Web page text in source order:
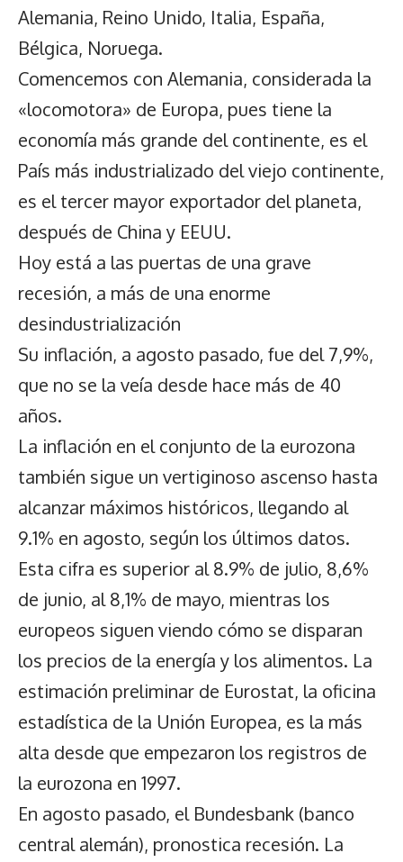
Alemania, Reino Unido, Italia, España,
Bélgica, Noruega.
Comencemos con Alemania, considerada la
«locomotora» de Europa, pues tiene la
economía más grande del continente, es el
País más industrializado del viejo continente,
es el tercer mayor exportador del planeta,
después de China y EEUU.
Hoy está a las puertas de una grave
recesión, a más de una enorme
desindustrialización
Su inflación, a agosto pasado, fue del 7,9%,
que no se la veía desde hace más de 40
años.
La inflación en el conjunto de la eurozona
también sigue un vertiginoso ascenso hasta
alcanzar máximos históricos, llegando al
9.1% en agosto, según los últimos datos.
Esta cifra es superior al 8.9% de julio, 8,6%
de junio, al 8,1% de mayo, mientras los
europeos siguen viendo cómo se disparan
los precios de la energía y los alimentos. La
estimación preliminar de Eurostat, la oficina
estadística de la Unión Europea, es la más
alta desde que empezaron los registros de
la eurozona en 1997.
En agosto pasado, el Bundesbank (banco
central alemán), pronostica recesión. La